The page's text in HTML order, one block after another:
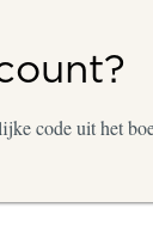
code uit het